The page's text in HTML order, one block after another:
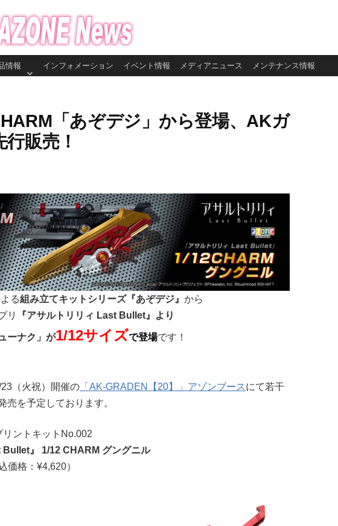
情報 インフォメーション イベント情報 メディアニュース メンテナンス情報
「あぞデジ」から登場、AKガ
販売！
る組み立てキットシリーズ『あぞデジ』 から
リ
『アサルトリリィ Last Bullet』より
ーナク」が1/12サイズで登場です！
（火祝）開催の 「AK-GRADEN【20】」アゾンブースにて若干
売を予定しております。
ントキットNo.002
Bullet』 1/12 CHARM グングニル
価格： ¥4,620）